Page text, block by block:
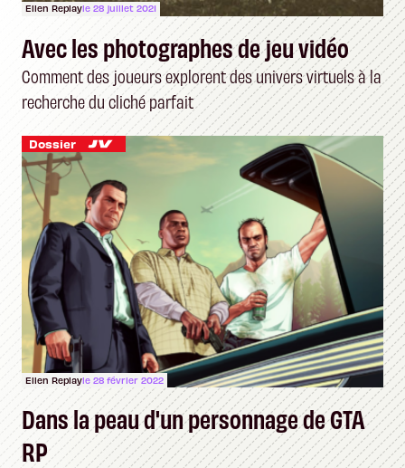
Ellen Replayle 28 juillet 2021
Avec les photographes de jeu vidéo
Comment des joueurs explorent des univers virtuels à la
recherche du cliché parfait
Dossier
Ellen Replayle 28 février 2022
Dans la peau d'un personnage de GTA
RP